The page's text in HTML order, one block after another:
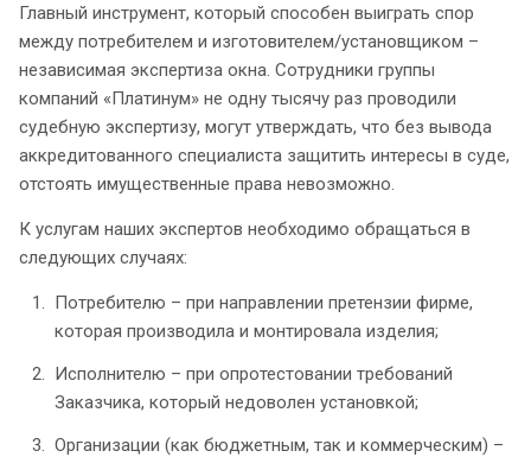
Главный инструмент, который способен выиграть спор
между потребителем и изготовителем/установщиком –
независимая экспертиза окна. Сотрудники группы
компаний «Платинум» не одну тысячу раз проводили
судебную экспертизу, могут утверждать, что без вывода
аккредитованного специалиста защитить интересы в суде,
отстоять имущественные права невозможно.
К услугам наших экспертов необходимо обращаться в
следующих случаях:
Потребителю – при направлении претензии фирме,
которая производила и монтировала изделия;
Исполнителю – при опротестовании требований
Заказчика, который недоволен установкой;
Организации (как бюджетным, так и коммерческим) –